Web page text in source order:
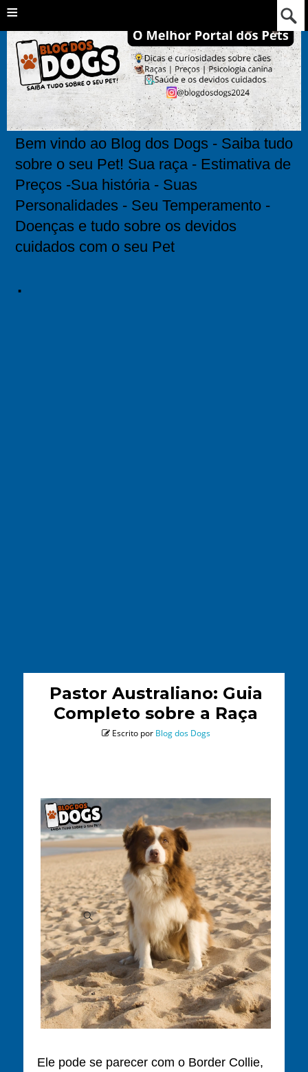
≡
Bem vindo ao Blog dos Dogs - Saiba tudo
sobre o seu Pet! Sua raça - Estimativa de
Preços -Sua história - Suas
Personalidades - Seu Temperamento -
Doenças e tudo sobre os devidos
cuidados com o seu Pet
.
Pastor Australiano: Guia
Completo sobre a Raça
Escrito por Blog dos Dogs
Ele pode se parecer com o Border Collie,